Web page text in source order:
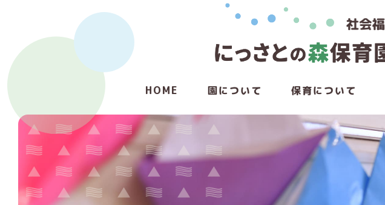
HOME 園について 保育について